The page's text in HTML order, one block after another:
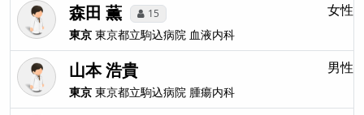
森田 薫 15
東京 東京都立駒込病院 血液内科
女性
山本 浩貴
東京 東京都立駒込病院 腫瘍内科
男性